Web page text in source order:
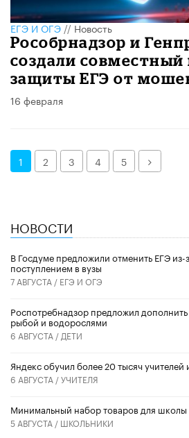
ЕГЭ И ОГЭ//Новость
Рособрнадзор и
создали
защиты ЕГЭ от
16 февраля
1 2 3 4 5 Далее
НОВОСТИ
В Госдуме предложили отменить ЕГЭ из-
поступлением в вузы
7 АВГУСТА / ЕГЭ И ОГЭ
Роспотребнадзор предложил
рыбой и водорослями
6 АВГУСТА / ДЕТИ
​Яндекс обучил более 20 тысяч
6 АВГУСТА /УЧИТЕЛЯ
Минимальный набор товаров для
5 АВГУСТА / ШКОЛЬНИКИ